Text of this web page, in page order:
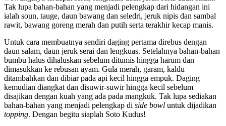
Tak lupa bahan-bahan yang menjadi pelengkap dari hidangan ini
ialah soun, tauge, daun bawang dan seledri, jeruk nipis dan sambal
rawit, bawang goreng merah dan putih serta terakhir kecap manis.
Untuk cara membuatnya sendiri daging pertama direbus dengan
daun salam, daun jeruk serai dan lengkuas. Setelahnya bahan-bahan
bumbu halus dihaluskan sebelum ditumis hingga harum dan
dimasukkan ke rebusan ayam. Gula merah, garam, kaldu
ditambahkan dan dibiar pada api kecil hingga empuk. Daging
kemudian diangkat dan disuwir-suwir hingga kecil sebelum
disajikan dengan kuah yang ada pada mangkuk. Tak lupa sediakan
bahan-bahan yang menjadi pelengkap di side bowl untuk dijadikan
topping. Dengan begitu siaplah Soto Kudus!